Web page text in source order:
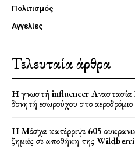
Πολιτισμός
Αγγελίες
Τελευταία άρθρα
Η γνωστή influencer Αναστασία
δονητή εσωρούχου στο
Η Μόσχα κατέρριψε 605
ζημιές σε αποθήκη της